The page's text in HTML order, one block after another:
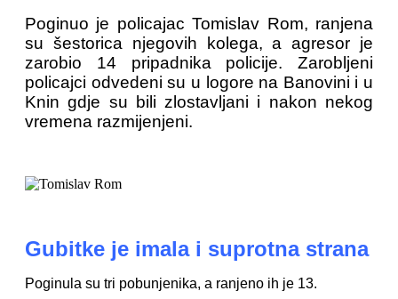
Poginuo je policajac Tomislav Rom, ranjena
su šestorica njegovih kolega, a agresor je
zarobio 14 pripadnika policije. Zarobljeni
policajci odvedeni su u logore na Banovini i u
Knin gdje su bili zlostavljani i nakon nekog
vremena razmijenjeni.
Gubitke je imala i suprotna strana
Poginula su tri pobunjenika, a ranjeno ih je 13.